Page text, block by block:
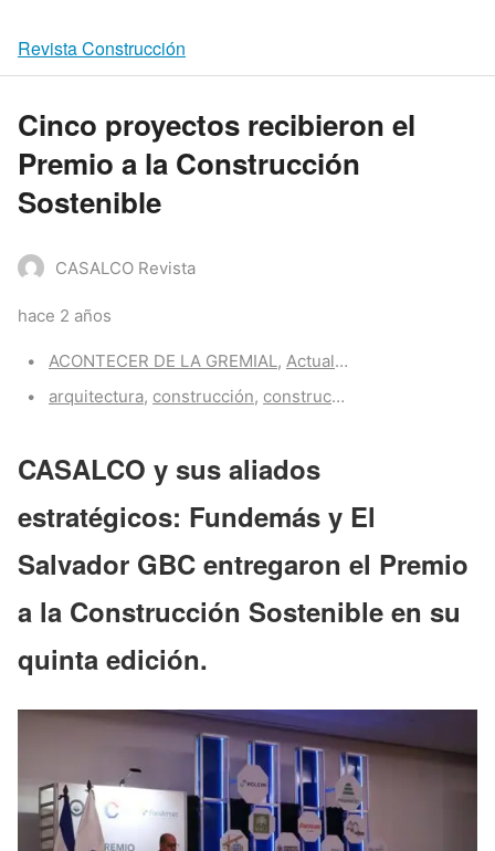
Revista Construcción
Cinco proyectos recibieron el
Premio a la Construcción
Sostenible
CASALCO Revista
hace 2 años
Categories:
ACONTECER DE LA GREMIAL, Actualidad CASALCO
Tags:
arquitectura, construcción, construccion
CASALCO y sus aliados
estratégicos: Fundemás y El
Salvador GBC entregaron el Premio
a la Construcción Sostenible en su
quinta edición.